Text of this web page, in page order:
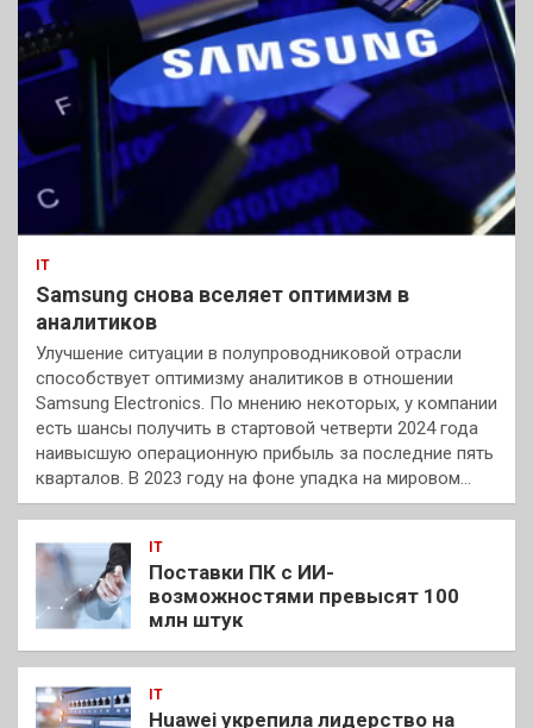
IT
Samsung снова вселяет оптимизм в
аналитиков
Улучшение ситуации в полупроводниковой отрасли
способствует оптимизму аналитиков в отношении
Samsung Electronics. По мнению некоторых, у компании
есть шансы получить в стартовой четверти 2024 года
наивысшую операционную прибыль за последние пять
кварталов. В 2023 году на фоне упадка на мировом…
IT
Поставки ПК с ИИ-
возможностями превысят 100
млн штук
IT
Huawei укрепила лидерство на